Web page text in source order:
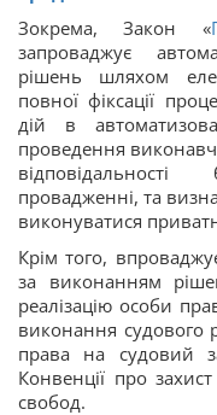
Зокрема, Закон «
запроваджує
рішень шляхом
повної фіксації
дій в
проведення
провадженні, та
виконуватися
Крім того,
за виконанням
реалізацію особи
виконання судового
права на судовий
Конвенції про
свобод.